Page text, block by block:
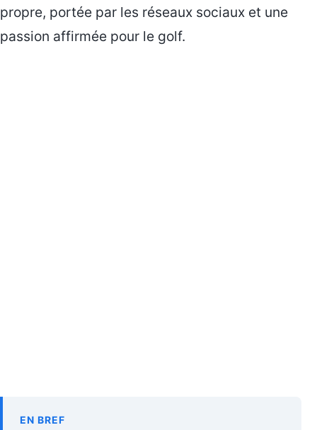
propre, portée par les réseaux sociaux et une
passion affirmée pour le golf.
EN BREF